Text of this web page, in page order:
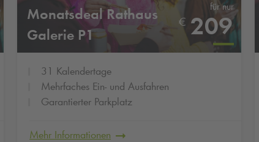
Monatsdeal Rathaus
Galerie P1
für nur
€ 209
31 Kalendertage
Mehrfaches Ein- und Ausfahren
Garantierter Parkplatz
Mehr Informationen